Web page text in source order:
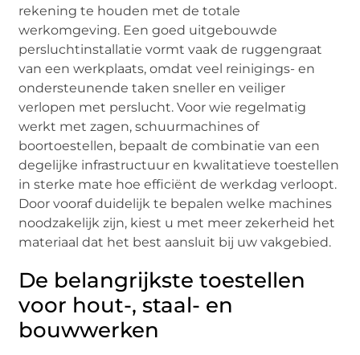
rekening te houden met de totale
werkomgeving. Een goed uitgebouwde
persluchtinstallatie vormt vaak de ruggengraat
van een werkplaats, omdat veel reinigings- en
ondersteunende taken sneller en veiliger
verlopen met perslucht. Voor wie regelmatig
werkt met zagen, schuurmachines of
boortoestellen, bepaalt de combinatie van een
degelijke infrastructuur en kwalitatieve toestellen
in sterke mate hoe efficiënt de werkdag verloopt.
Door vooraf duidelijk te bepalen welke machines
noodzakelijk zijn, kiest u met meer zekerheid het
materiaal dat het best aansluit bij uw vakgebied.
De belangrijkste toestellen
voor hout-, staal- en
bouwwerken